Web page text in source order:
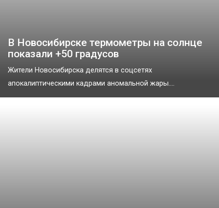
В Новосибирске термометры на солнце
показали +50 градусов
Жители Новосибирска делятся в соцсетях
апокалиптическими кадрами аномальной жары....